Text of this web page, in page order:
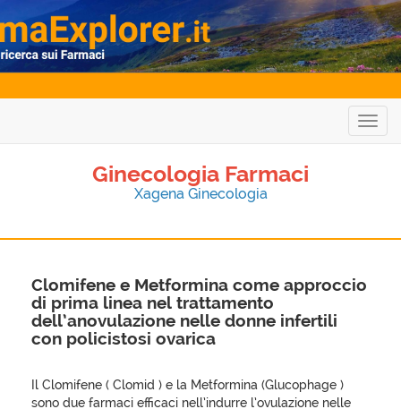
Ginecologia Farmaci
Xagena Ginecologia
Clomifene e Metformina come approccio
di prima linea nel trattamento
dell’anovulazione nelle donne infertili
con policistosi ovarica
Il Clomifene ( Clomid ) e la Metformina (Glucophage )
sono due farmaci efficaci nell’indurre l’ovulazione nelle